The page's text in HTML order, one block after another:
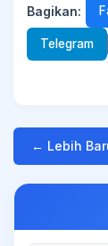
Bagikan:
Telegram
← Lebih